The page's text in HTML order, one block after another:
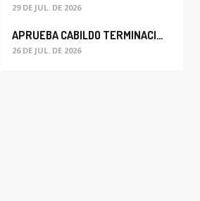
29 DE JUL. DE 2026
APRUEBA CABILDO TERMINACIÓN ANTICIPADA DEL CONTRATO PARA EL PROYECTO DE MODERNIZACIÓN DEL SISTEMA DE ALUMBRADO
26 DE JUL. DE 2026